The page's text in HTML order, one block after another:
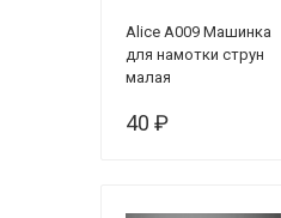
Alice A009 Машинка
для намотки струн
малая
40 ₽